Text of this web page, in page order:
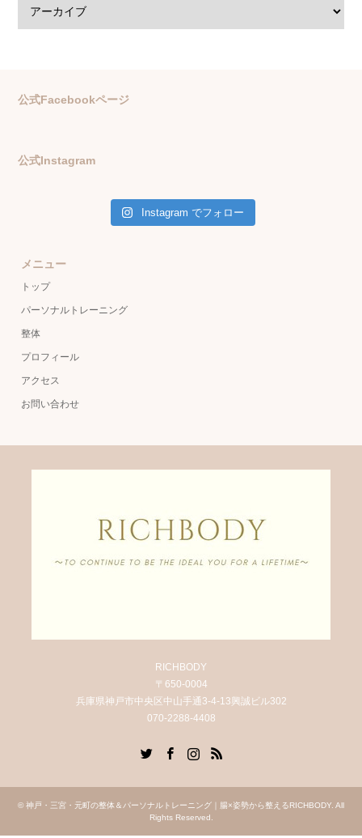
公式Facebookページ
公式Instagram
Instagram でフォロー
メニュー
トップ
パーソナルトレーニング
整体
プロフィール
アクセス
お問い合わせ
RICHBODY
〒650-0004
兵庫県神戸市中央区中山手通3-4-13興誠ビル302
070-2288-4408
RSS
© 神戸・三宮・元町の整体＆パーソナルトレーニング｜腸×姿勢から整えるRICHBODY. All
Rights Reserved.